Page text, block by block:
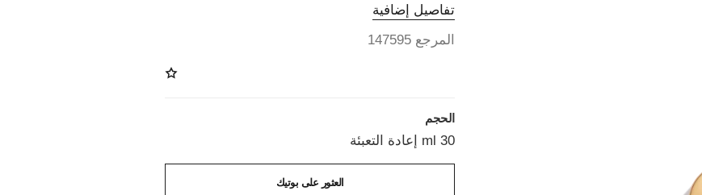
تفاصيل إضافية
المرجع 147595
الحجم
30 ml إعادة التعبئة
العثور على بوتيك